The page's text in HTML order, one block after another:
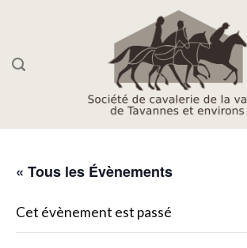
« Tous les Évènements
Cet évènement est passé